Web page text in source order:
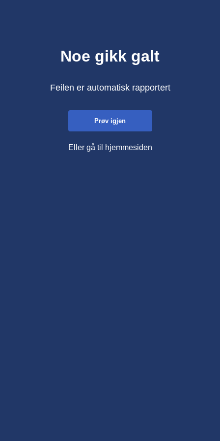
Noe gikk galt
Feilen er automatisk rapportert
Prøv igjen
Eller gå til hjemmesiden